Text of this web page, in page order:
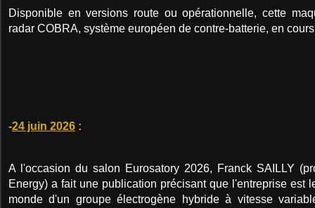
Disponible en versions route ou opérationnelle, cette
radar COBRA, système européen de contre-batterie, en
-24 juin 2026 :
A l'occasion du salon Eurosatory 2026, Franck SAILLY
Energy) a fait une publication précisant que l'entreprise est
monde d'un groupe électrogène hybride à vitesse